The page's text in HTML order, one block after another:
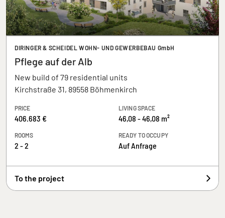
DIRINGER & SCHEIDEL WOHN- UND GEWERBEBAU GmbH
Pflege auf der Alb
New build of 79 residential units
Kirchstraße 31, 89558 Böhmenkirch
PRICE
406.683 €
LIVING SPACE
46,08 - 46,08 m²
ROOMS
2 - 2
READY TO OCCUPY
Auf Anfrage
To the project